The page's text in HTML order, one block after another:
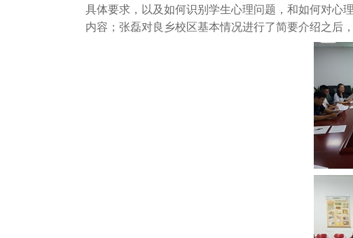
具体要求，以及如何识别学生心理问题，和如何对心
内容；张磊对良乡校区基本情况进行了简要介绍之后